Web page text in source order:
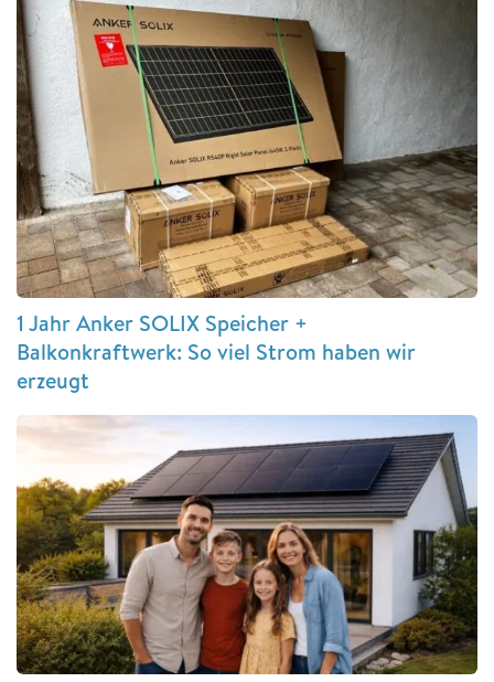
1 Jahr Anker SOLIX Speicher +
Balkonkraftwerk: So viel Strom haben wir
erzeugt